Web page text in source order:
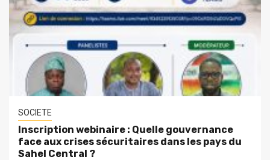
SOCIETE
Inscription webinaire : Quelle gouvernance
face aux crises sécuritaires dans les pays du
Sahel Central ?